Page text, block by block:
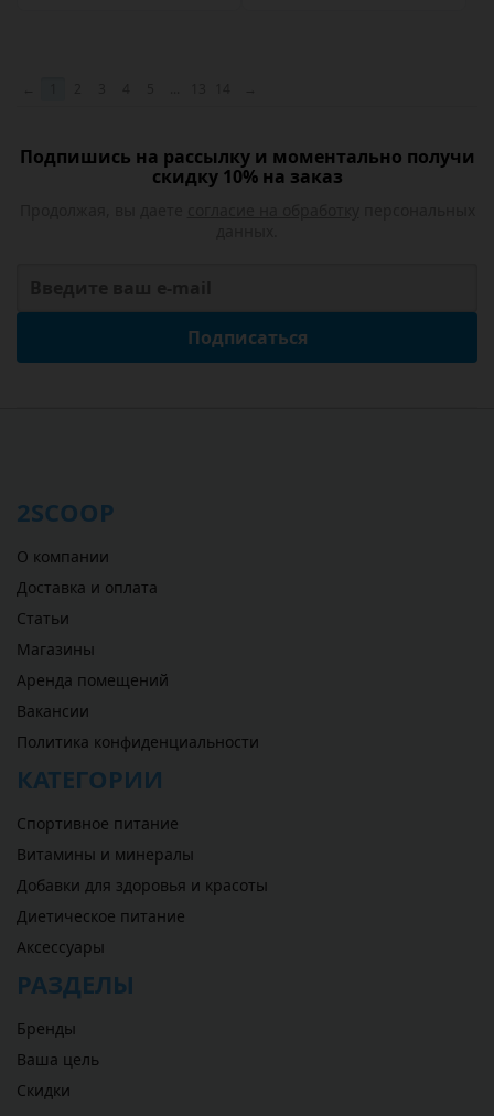
Подпишись на рассылку и моментально получи
скидку 10% на заказ
Подписаться
2SCOOP
О компании
Доставка и оплата
Статьи
Магазины
Аренда помещений
Вакансии
Политика конфиденциальности
КАТЕГОРИИ
Спортивное питание
Витамины и минералы
Добавки для здоровья и красоты
Диетическое питание
Аксессуары
РАЗДЕЛЫ
Бренды
Ваша цель
Скидки